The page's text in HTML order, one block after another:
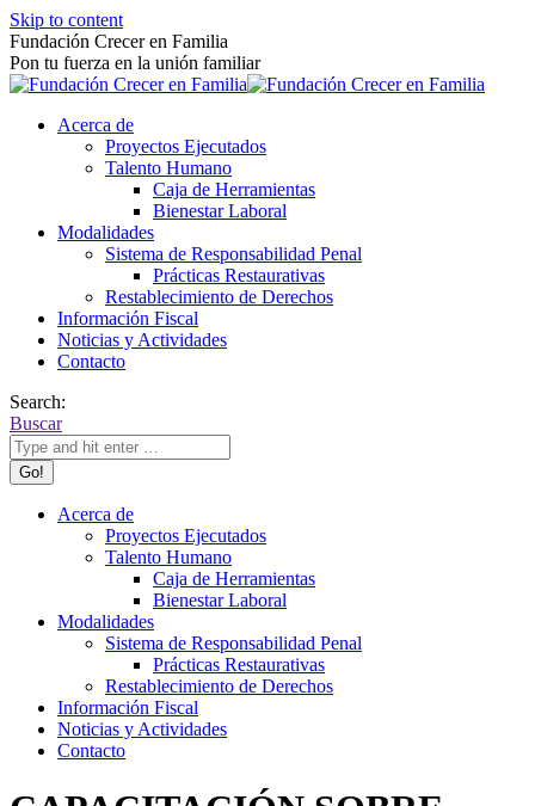
Skip to content
Fundación Crecer en Familia
Pon tu fuerza en la unión familiar
Acerca de
Proyectos Ejecutados
Talento Humano
Caja de Herramientas
Bienestar Laboral
Modalidades
Sistema de Responsabilidad Penal
Prácticas Restaurativas
Restablecimiento de Derechos
Información Fiscal
Noticias y Actividades
Contacto
Search:
Buscar
Acerca de
Proyectos Ejecutados
Talento Humano
Caja de Herramientas
Bienestar Laboral
Modalidades
Sistema de Responsabilidad Penal
Prácticas Restaurativas
Restablecimiento de Derechos
Información Fiscal
Noticias y Actividades
Contacto